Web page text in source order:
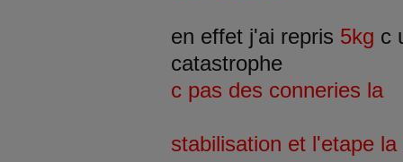
en effet j'ai repris 5kg c
catastrophe
c pas des conneries la
stabilisation et l'etape la